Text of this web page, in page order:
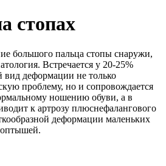
стопах
большого пальца стопы снаружи,
Встречается у 20-25%
деформации не только
проблему, но и сопровождается
ношению обуви, а в
к артрозу плюснефалангового
деформации маленьких